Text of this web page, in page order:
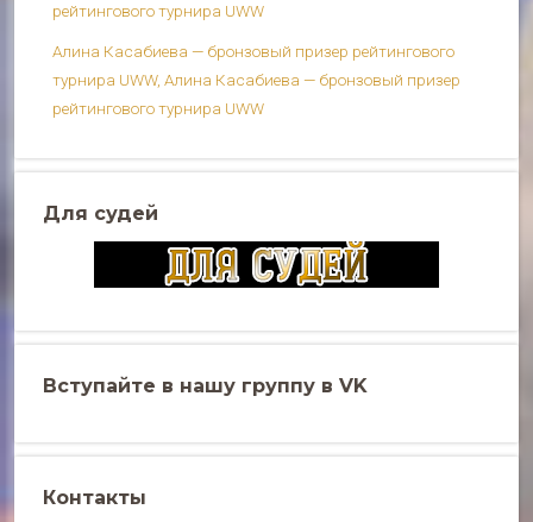
рейтингового турнира UWW
Алина Касабиева — бронзовый призер рейтингового
турнира UWW, Алина Касабиева — бронзовый призер
рейтингового турнира UWW
Для судей
Вступайте в нашу группу в VK
Контакты